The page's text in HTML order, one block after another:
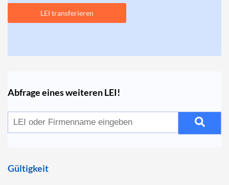
LEI transferieren
Abfrage eines weiteren LEI!
Gültigkeit